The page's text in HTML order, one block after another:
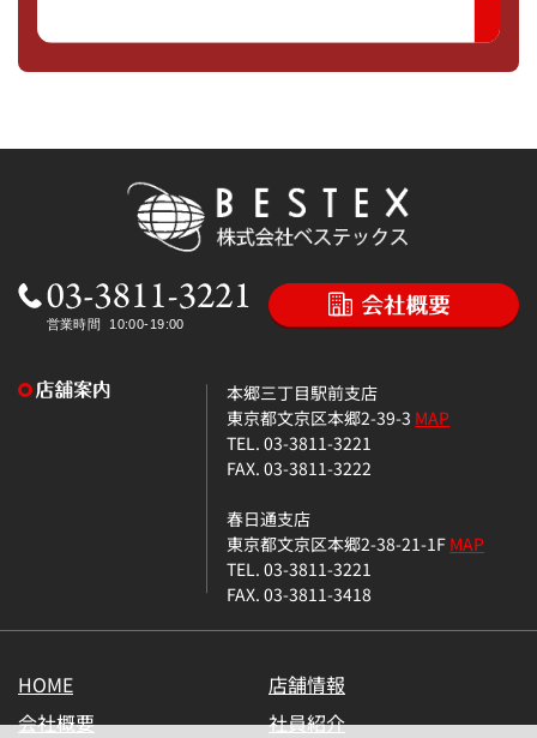
本郷三丁目駅前支店
東京都文京区本郷2-39-3 MAP
TEL. 03-3811-3221
FAX. 03-3811-3222
春日通支店
東京都文京区本郷2-38-21-1FMAP
TEL. 03-3811-3221
FAX. 03-3811-3418
HOME
店舗情報
会社概要
社員紹介